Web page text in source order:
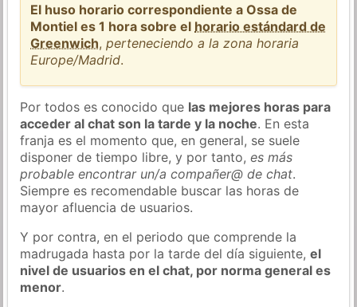
El huso horario correspondiente a Ossa de
Montiel es 1 hora sobre el horario estándard de
Greenwich,perteneciendo a la zona horaria
Europe/Madrid.
Por todos es conocido que las mejores horas para
acceder al chat son la tarde y la noche. En esta
franja es el momento que, en general, se suele
disponer de tiempo libre, y por tanto,es más
probable encontrar un/a compañer@ de chat.
Siempre es recomendable buscar las horas de
mayor afluencia de usuarios.
Y por contra, en el periodo que comprende la
madrugada hasta por la tarde del día siguiente,el
nivel de usuarios en el chat, por norma general es
menor.